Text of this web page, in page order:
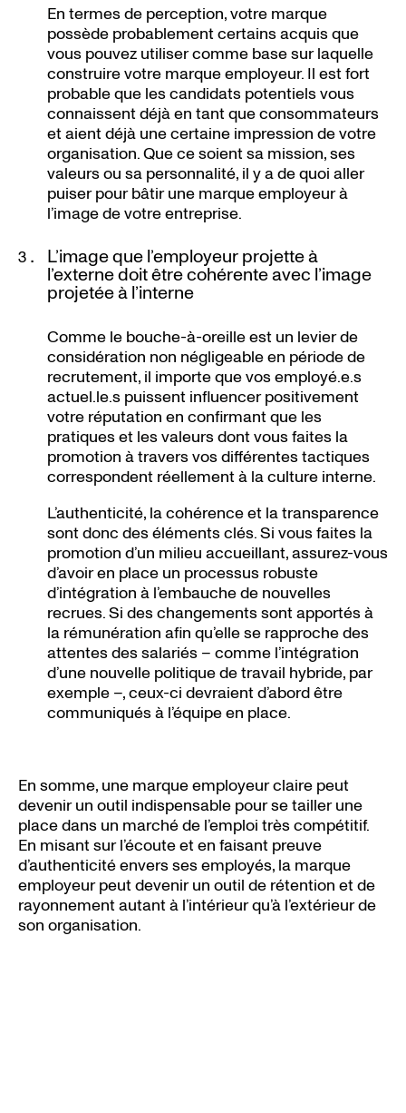
En termes de perception, votre marque
possède probablement certains acquis que
vous pouvez utiliser comme base sur laquelle
construire votre marque employeur. Il est fort
probable que les candidats potentiels vous
connaissent déjà en tant que consommateurs
et aient déjà une certaine impression de votre
organisation. Que ce soient sa mission, ses
valeurs ou sa personnalité, il y a de quoi aller
puiser pour bâtir une marque employeur à
l’image de votre entreprise.
L’image que l’employeur projette à
l’externe doit être cohérente avec l’image
projetée à l’interne
Comme le bouche-à-oreille est un levier de
considération non négligeable en période de
recrutement, il importe que vos employé.e.s
actuel.le.s puissent influencer positivement
votre réputation en confirmant que les
pratiques et les valeurs dont vous faites la
promotion à travers vos différentes tactiques
correspondent réellement à la culture interne.
L’authenticité, la cohérence et la transparence
sont donc des éléments clés. Si vous faites la
promotion d’un milieu accueillant, assurez-vous
d’avoir en place un processus robuste
d’intégration à l’embauche de nouvelles
recrues. Si des changements sont apportés à
la rémunération afin qu’elle se rapproche des
attentes des salariés – comme l’intégration
d’une nouvelle politique de travail hybride, par
exemple –, ceux-ci devraient d’abord être
communiqués à l’équipe en place.
En somme, une marque employeur claire peut
devenir un outil indispensable pour se tailler une
place dans un marché de l’emploi très compétitif.
En misant sur l’écoute et en faisant preuve
d’authenticité envers ses employés, la marque
employeur peut devenir un outil de rétention et de
rayonnement autant à l’intérieur qu’à l’extérieur de
son organisation.